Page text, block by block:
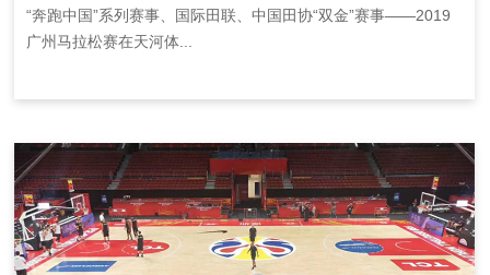
“奔跑中国”系列赛事、国际田联、中国田协“双金”赛事——2019
广州马拉松赛在天河体...